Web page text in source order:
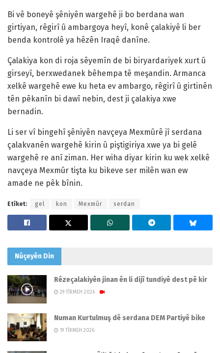
Bi vê boneyê şêniyên wargehê ji bo berdana wan
girtiyan, rêgirî û ambargoya heyî, konê çalakiyê li ber
benda kontrolê ya hêzên Iraqê danîne.
Çalakiya kon di roja sêyemîn de bi biryardariyek xurt û
girseyî, berxwedanek bêhempa tê meşandin. Armanca
xelkê wargehê ewe ku heta ev ambargo, rêgirî û girtinên
tên pêkanîn bi dawî nebin, dest ji çalakiya xwe
bernadin.
Li ser vî bingehî şêniyên navçeya Mexmûrê jî serdana
çalakvanên wargehê kirin û piştigiriya xwe ya bi gelê
wargehê re anî ziman. Her wiha diyar kirin ku wek xelkê
navçeya Mexmûr tişta ku bikeve ser milên wan ew
amade ne pêk bînin.
Etîket: gel kon Mexmûr serdan
Nûçeyên Din
Rêzeçalakiyên jinan ên li dijî tundiyê dest pê kir
29 TÎRMEH 2026
Numan Kurtulmuş dê serdana DEM Partiyê bike
19 TÎRMEH 2026